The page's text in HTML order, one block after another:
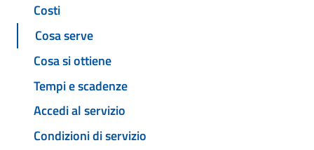
Costi
Cosa serve
Cosa si ottiene
Tempi e scadenze
Accedi al servizio
Condizioni di servizio